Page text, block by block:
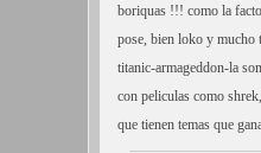
boriquas !!! como la
pose, bien loko y mucho
titanic-armageddon-la
con peliculas como
que tienen temas que